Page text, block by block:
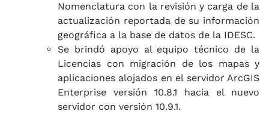
Nomenclatura con la revisión y carga de la
actualización reportada de su información
geográfica a la base de datos de la IDESC.
Se brindó apoyo al equipo técnico de la
Licencias con migración de los mapas y
aplicaciones alojados en el servidor ArcGIS
Enterprise versión 10.8.1 hacia el nuevo
servidor con versión 10.9.1.